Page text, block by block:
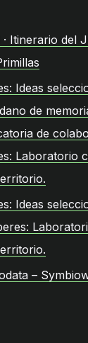
Itinerario del
Ideas
de
de
Laboratorio
Ideas
–